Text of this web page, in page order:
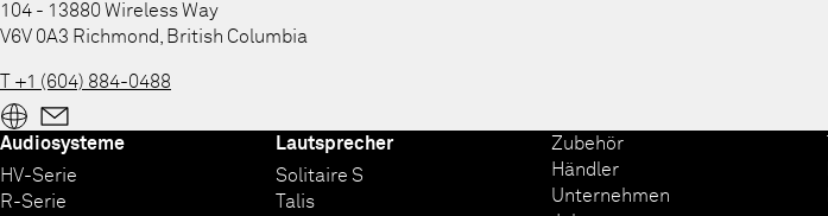
104 - 13880 Wireless Way
V6V 0A3 Richmond, British Columbia
T +1 (604) 884-0488
Audiosysteme
HV-Serie
R-Serie
Lautsprecher
Solitaire S
Talis
Zubehör
Händler
Unternehmen